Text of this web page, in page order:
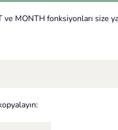
MONTH fonksiyonları size